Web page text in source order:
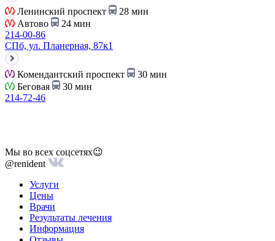
Ленинский проспект
28 мин
Автово
24 мин
214-00-86
СПб, ул. Планерная, 87к1
Комендантский проспект
30 мин
Беговая
30 мин
214-72-46
Мы во всех соцсетях😉
@renident
Услуги
Цены
Врачи
Результаты лечения
Информация